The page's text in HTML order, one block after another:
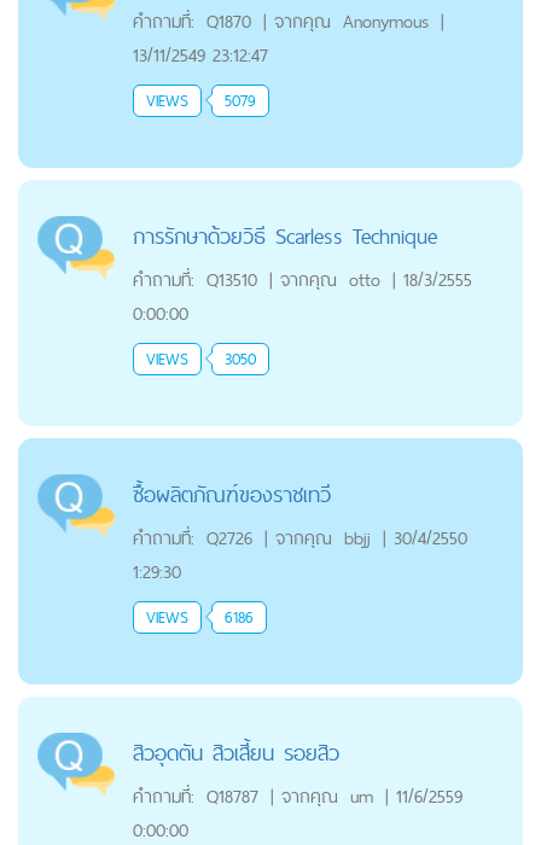
คำถามที่: Q1870 | จากคุณ Anonymous |
13/11/2549 23:12:47
VIEWS 5079
การรักษาด้วยวิธี Scarless Technique
คำถามที่: Q13510 | จากคุณ otto | 18/3/2555
0:00:00
VIEWS 3050
ซื้อผลิตภัณฑ์ของราชเทวี
คำถามที่: Q2726 | จากคุณ bbjj | 30/4/2550
1:29:30
VIEWS 6186
สิวอุดตัน สิวเสี้ยน รอยสิว
คำถามที่: Q18787 | จากคุณ um | 11/6/2559
0:00:00